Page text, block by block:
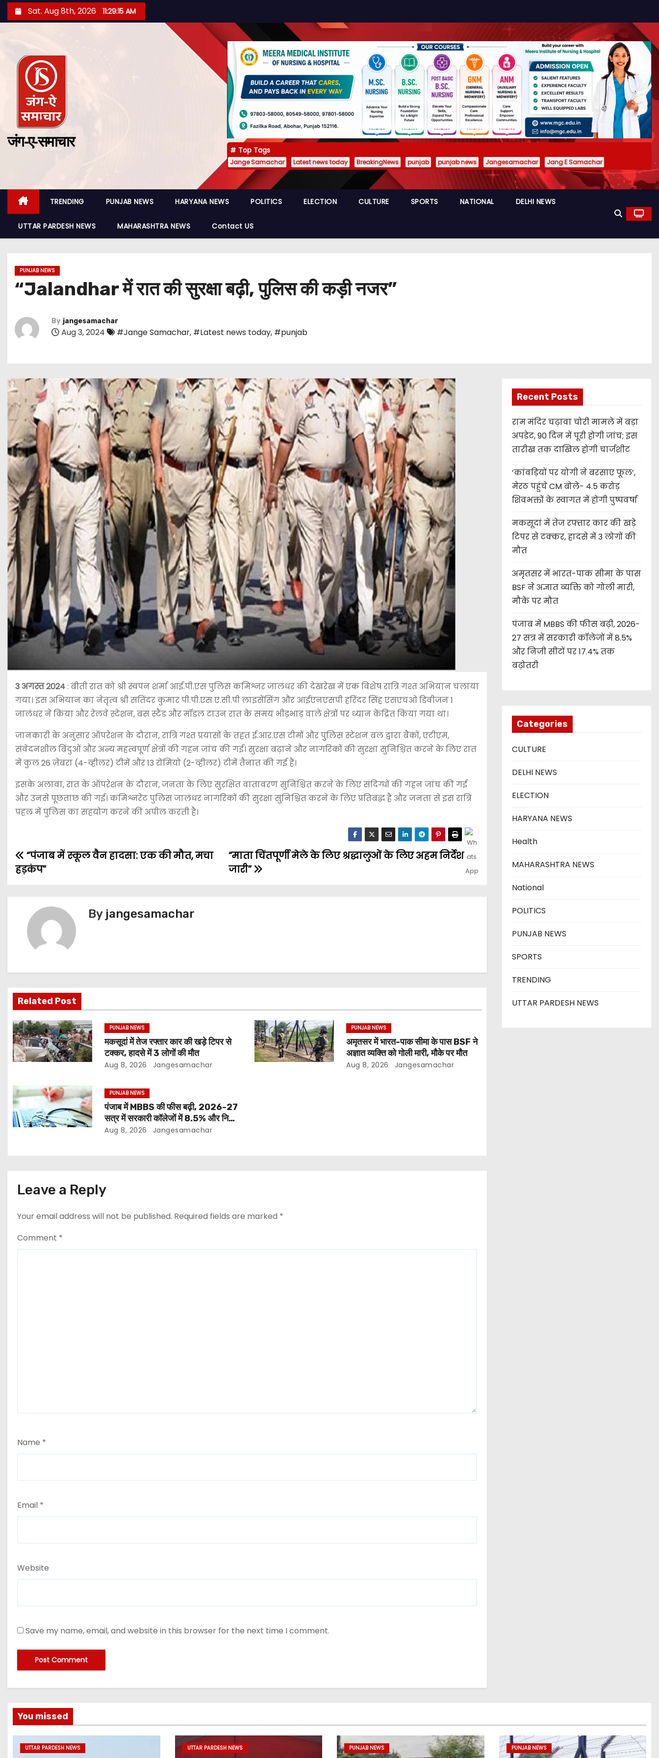
Sat. Aug 8th, 2026 11:29:16 AM
जंग-ए-समाचार
Top Tags
Jange Samachar Latest news today BreakingNews punjab punjab news Jangesamachar Jang E Samachar
TRENDING PUNJAB NEWS HARYANA NEWS POLITICS ELECTION CULTURE SPORTS NATIONAL DELHI NEWS
UTTAR PARDESH NEWS MAHARASHTRA NEWS Contact US
PUNJAB NEWS
“Jalandhar में रात की सुरक्षा बढ़ी, पुलिस की कड़ी नजर”
By jangesamachar
Aug 3, 2024 #Jange Samachar, #Latest news today, #punjab
3 अगस्त 2024: बीती रात को श्री स्वपन शर्मा आई.पी.एस पुलिस कमिश्नर जालंधर की देखरेख में एक विशेष रात्रि गश्त अभियान चलाया
गया। इस अभियान का नेतृत्व श्री सतिंदर कुमार पी.पी.एस ए.सी.पी लाइसेंसिंग और आईएनएसपी हरिंदर सिंह एसएचओ डिवीजन 1
जालंधर ने किया और रेलवे स्टेशन, बस स्टैंड और मॉडल टाउन रात के समय भीड़भाड़ वाले क्षेत्रों पर ध्यान केंद्रित किया गया था।
जानकारी के अनुसार ऑपरेशन के दौरान, रात्रि गश्त प्रयासों के तहत ई.आर.एस टीमों और पुलिस स्टेशन बल द्वारा बैंकों, एटीएम,
संवेदनशील बिंदुओं और अन्य महत्वपूर्ण क्षेत्रों की गहन जांच की गई। सुरक्षा बढ़ाने और नागरिकों की सुरक्षा सुनिश्चित करने के लिए रात
में कुल 26 ज़ेबरा (4-व्हीलर) टीमें और 13 रोमियो (2-व्हीलर) टीमें तैनात की गई हैं।
इसके अलावा, रात के ऑपरेशन के दौरान, जनता के लिए सुरक्षित वातावरण सुनिश्चित करने के लिए संदिग्धों की गहन जांच की गई
और उनसे पूछताछ की गई। कमिश्नरेट पुलिस जालंधर नागरिकों की सुरक्षा सुनिश्चित करने के लिए प्रतिबद्ध हैं और जनता से इस रात्रि
पहल में पुलिस का सहयोग करने की अपील करती है।
“माता चिंतपूर्णी मेले के लिए श्रद्धालुओं के लिए अहम निर्देश
जारी”
“पंजाब में स्कूल वैन हादसा: एक की मौत, मचा
हड़कंप”
By jangesamachar
Related Post
PUNJAB NEWS
मकसूदां में तेज रफ्तार कार की खड़े टिपर से
टक्कर, हादसे में 3 लोगों की मौत
Aug 8, 2026 Jangesamachar
PUNJAB NEWS
अमृतसर में भारत-पाक सीमा के पास BSF ने
अज्ञात व्यक्ति को गोली मारी, मौके पर मौत
Aug 8, 2026 Jangesamachar
PUNJAB NEWS
पंजाब में MBBS की फीस बढ़ी, 2026-27
सत्र में सरकारी कॉलेजों में 8.5% और निजी
सीटों पर 17.4% तक बढ़ोतरी
Aug 8, 2026 Jangesamachar
Leave a Reply
Your email address will not be published. Required fields are marked *
Comment *
Name *
Email *
Website
Save my name, email, and website in this browser for the next time I comment.
Recent Posts
राम मंदिर चढ़ावा चोरी मामले में बड़ा
अपडेट, 90 दिन में पूरी होगी जांच; इस
तारीख तक दाखिल होगी चार्जशीट
‘कांवड़ियों पर योगी ने बरसाए फूल’,
मेरठ पहुंचे CM बोले- 4.5 करोड़
शिवभक्तों के स्वागत में होगी पुष्पवर्षा
मकसूदां में तेज रफ्तार कार की खड़े
टिपर से टक्कर, हादसे में 3 लोगों की
मौत
अमृतसर में भारत-पाक सीमा के पास
BSF ने अज्ञात व्यक्ति को गोली मारी,
मौके पर मौत
पंजाब में MBBS की फीस बढ़ी, 2026-
27 सत्र में सरकारी कॉलेजों में 8.5%
और निजी सीटों पर 17.4% तक
बढ़ोतरी
Categories
CULTURE
DELHI NEWS
ELECTION
HARYANA NEWS
Health
MAHARASHTRA NEWS
National
POLITICS
PUNJAB NEWS
SPORTS
TRENDING
UTTAR PARDESH NEWS
You missed
UTTAR PARDESH NEWS UTTAR PARDESH NEWS PUNJAB NEWS PUNJAB NEWS